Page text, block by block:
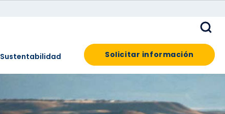
Sustentabilidad Solicitar información